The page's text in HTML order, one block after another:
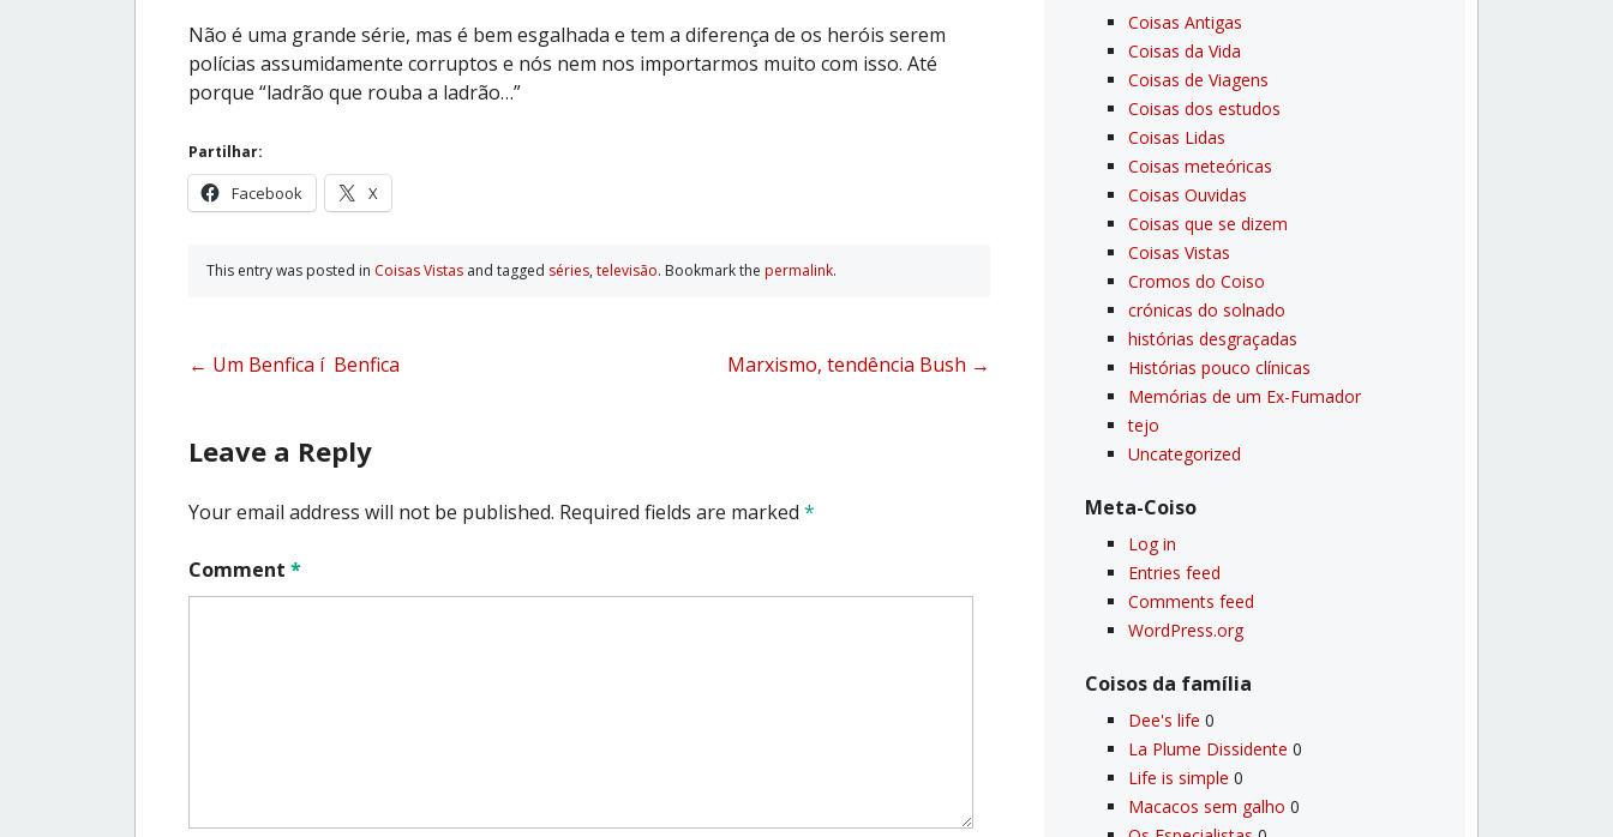
Não é uma grande série, mas é bem esgalhada e tem a diferença de os heróis serem
polícias assumidamente corruptos e nós nem nos importarmos muito com isso. Até
porque “ladrão que rouba a ladrão…”
Partilhar:
Facebook X
This entry was posted in Coisas Vistas and tagged séries, televisão. Bookmark the permalink.
Post
← Um Benfica í Benfica Marxismo, tendência Bush →
Leave a Reply
Your email address will not be published. Required fields are marked *
Comment *
Coisas Antigas
Coisas da Vida
Coisas de Viagens
Coisas dos estudos
Coisas Lidas
Coisas meteóricas
Coisas Ouvidas
Coisas que se dizem
Coisas Vistas
Cromos do Coiso
crónicas do solnado
histórias desgraçadas
Histórias pouco clí­nicas
Memórias de um Ex-Fumador
tejo
Uncategorized
Meta-Coiso
Log in
Entries feed
Comments feed
WordPress.org
Coisos da famí­lia
Dee's life 0
La Plume Dissidente 0
Life is simple 0
Macacos sem galho 0